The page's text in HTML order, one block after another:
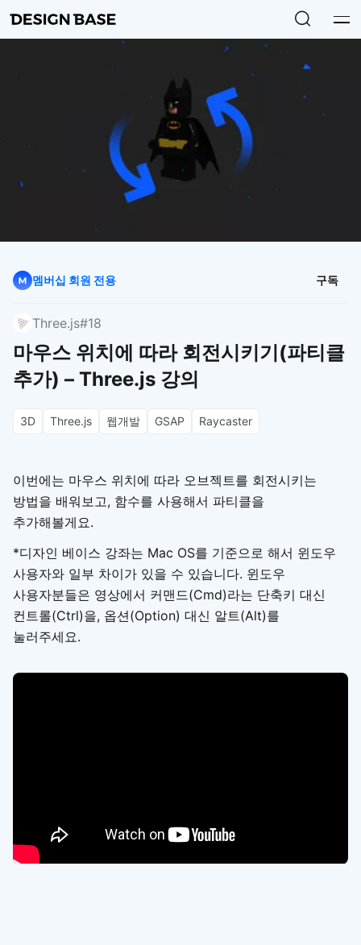
멤버십 회원 전용 구독
Three.js#18
마우스 위치에 따라 회전시키기(파티클
추가) – Three.js 강의
3D Three.js 웹개발 GSAP Raycaster
이번에는 마우스 위치에 따라 오브젝트를 회전시키는
방법을 배워보고, 함수를 사용해서 파티클을
추가해볼게요.
*디자인 베이스 강좌는 Mac OS를 기준으로 해서 윈도우
사용자와 일부 차이가 있을 수 있습니다. 윈도우
사용자분들은 영상에서 커맨드(Cmd)라는 단축키 대신
컨트롤(Ctrl)을, 옵션(Option) 대신 알트(Alt)를
눌러주세요.